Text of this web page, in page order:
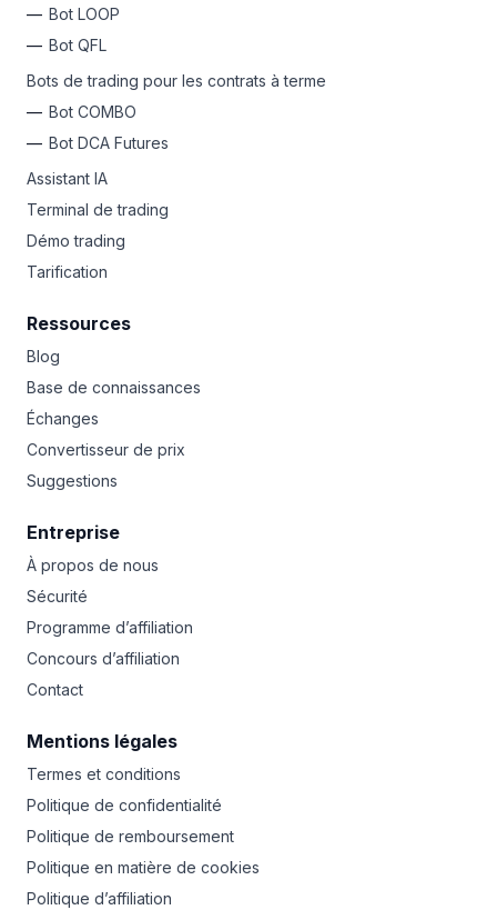
Bot LOOP
Bot QFL
Bots de trading pour les contrats à terme
Bot COMBO
Bot DCA Futures
Assistant IA
Terminal de trading
Démo trading
Tarification
Ressources
Blog
Base de connaissances
Échanges
Convertisseur de prix
Suggestions
Entreprise
À propos de nous
Sécurité
Programme d’affiliation
Concours d’affiliation
Contact
Mentions légales
Termes et conditions
Politique de confidentialité
Politique de remboursement
Politique en matière de cookies
Politique d’affiliation